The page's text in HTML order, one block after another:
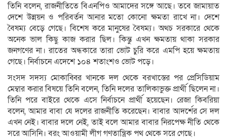
তিনি বলেন, রাজনীতিতে বিএনপিও আমাদের সঙ্গে আছে। তবে জামায়াত
দেশে উন্নয়ন ও পরিবর্তন আনার মতো কোনো ক্ষমতা রাখে না। দেশে
বৈষম্য বেড়ে গেছে। বিশেষ করে মানুষের বৈষম্য। অথচ সরকারে থেকে
অনেক ভাল কিছু কাজ করার ছিল। কিন্তু এখন ক্ষমতায় থাকা সরকার
জনগণের না। রাতের অন্ধকারে তারা ভোট চুরি করে এমপি হয়ে ক্ষমতায়
গেছে। নির্বাচনে এদেশে ১০৪ শতাংশও ভোট পড়ে।
সংসদ সদস্য মোকাব্বির খানকে দল থেকে বরখাস্তের পর প্রেসিডিয়াম
মেম্বার করার বিষয়ে তিনি বলেন, তিনি দলের তালিকাভুক্ত প্রার্থী ছিলেন না।
তিনি পরে বাইরে থেকে এসে নির্বাচনে প্রার্থী হয়েছেন। রেজা কিবরিয়া
বলেন, আমার বাবা যে দলের রাজনীতি করেছেন। বাবার আদর্শের সে দল
এখন নেই। বাবার দলে নেই, তাই বলে আমার বাবার নিরপেক্ষ নীতি থেকে
সরে আসিনি। বরং আওয়ামী লীগ গণতান্ত্রিক পথ থেকে সরে গেছে।